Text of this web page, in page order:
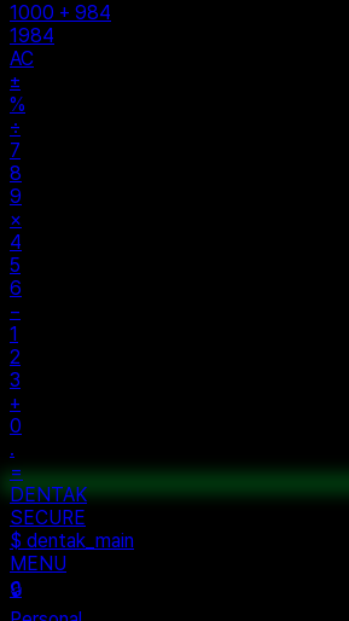
1000 + 984
1984
AC
±
%
÷
7
8
9
×
4
5
6
−
1
2
3
+
0
.
=
$ auth...
$ vault --ok
DENTAK
ACCESS OK
DENTAK
SECURE